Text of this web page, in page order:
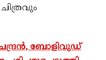
ബോളിവുഡ്